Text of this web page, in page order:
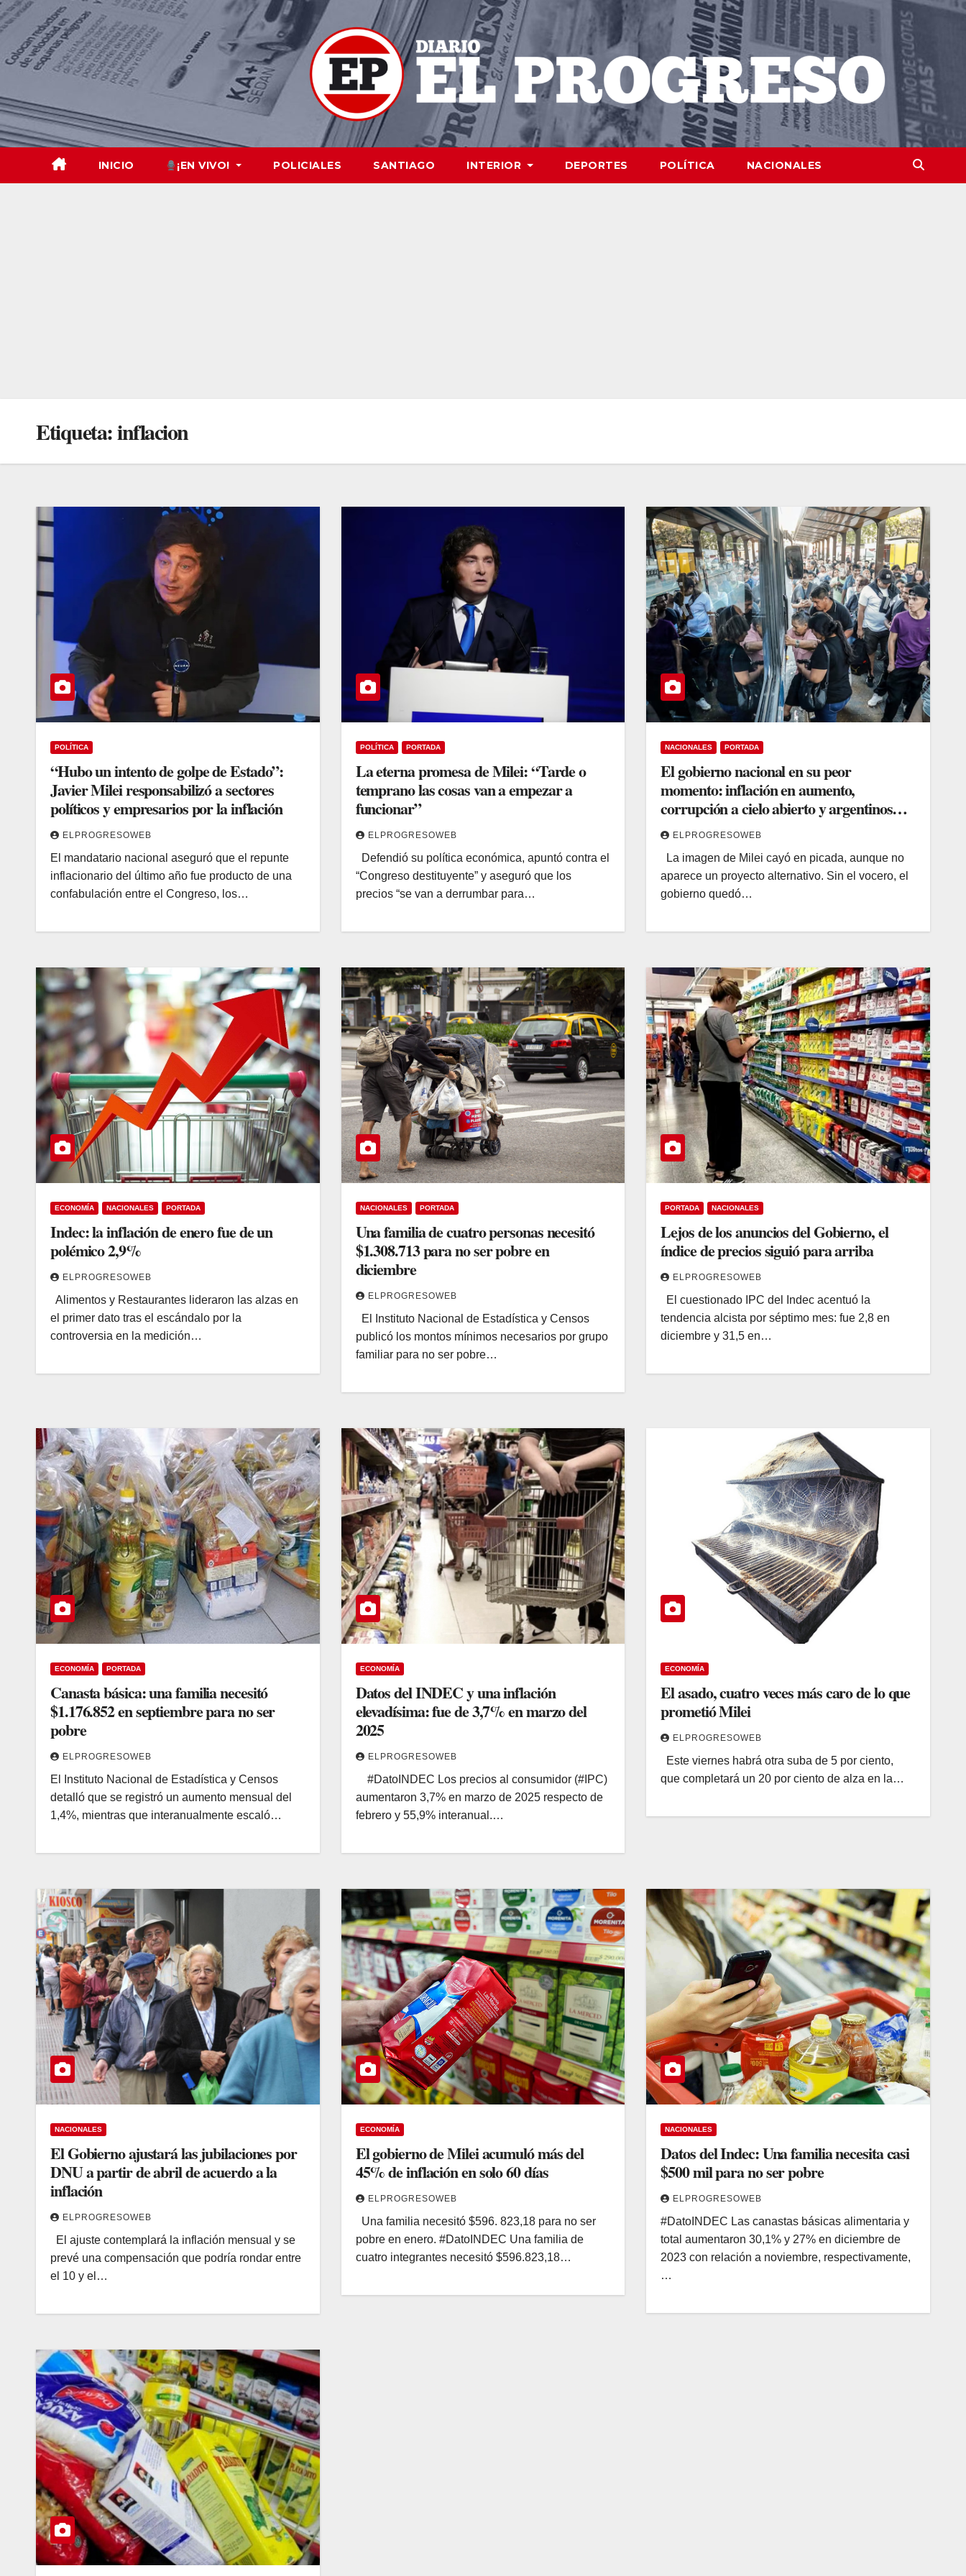
Skip
to
content
INICIO ¡EN VIVO! POLICIALES SANTIAGO INTERIOR DEPORTES POLÍTICA NACIONALES
Etiqueta:inflacion
POLÍTICA
“Hubo un intento de golpe de Estado”:
Javier Milei responsabilizó a sectores
políticos y empresarios por la inflación
ELPROGRESOWEB
El mandatario nacional aseguró que el repunte
inflacionario del último año fue producto de una
confabulación entre el Congreso, los…
POLÍTICA PORTADA
La eterna promesa de Milei: “Tarde o
temprano las cosas van a empezar a
funcionar”
ELPROGRESOWEB
Defendió su política económica, apuntó contra el
“Congreso destituyente” y aseguró que los
precios “se van a derrumbar para…
NACIONALES PORTADA
El gobierno nacional en su peor
momento: inflación en aumento,
corrupción a cielo abierto y argentinos
que ya no aguantan más
ELPROGRESOWEB
La imagen de Milei cayó en picada, aunque no
aparece un proyecto alternativo. Sin el vocero, el
gobierno quedó…
ECONOMÍA NACIONALES PORTADA
Indec: la inflación de enero fue de un
polémico 2,9%
ELPROGRESOWEB
Alimentos y Restaurantes lideraron las alzas en
el primer dato tras el escándalo por la
controversia en la medición…
NACIONALES PORTADA
Una familia de cuatro personas necesitó
$1.308.713 para no ser pobre en
diciembre
ELPROGRESOWEB
El Instituto Nacional de Estadística y Censos
publicó los montos mínimos necesarios por grupo
familiar para no ser pobre…
PORTADA NACIONALES
Lejos de los anuncios del Gobierno, el
índice de precios siguió para arriba
ELPROGRESOWEB
El cuestionado IPC del Indec acentuó la
tendencia alcista por séptimo mes: fue 2,8 en
diciembre y 31,5 en…
ECONOMÍA PORTADA
Canasta básica: una familia necesitó
$1.176.852 en septiembre para no ser
pobre
ELPROGRESOWEB
El Instituto Nacional de Estadística y Censos
detalló que se registró un aumento mensual del
1,4%, mientras que interanualmente escaló…
ECONOMÍA
Datos del INDEC y una inflación
elevadísima: fue de 3,7% en marzo del
2025
ELPROGRESOWEB
#DatoINDEC Los precios al consumidor (#IPC)
aumentaron 3,7% en marzo de 2025 respecto de
febrero y 55,9% interanual.…
ECONOMÍA
El asado, cuatro veces más caro de lo que
prometió Milei
ELPROGRESOWEB
Este viernes habrá otra suba de 5 por ciento,
que completará un 20 por ciento de alza en la…
NACIONALES
El Gobierno ajustará las jubilaciones por
DNU a partir de abril de acuerdo a la
inflación
ELPROGRESOWEB
El ajuste contemplará la inflación mensual y se
prevé una compensación que podría rondar entre
el 10 y el…
ECONOMÍA
El gobierno de Milei acumuló más del
45% de inflación en solo 60 días
ELPROGRESOWEB
Una familia necesitó $596. 823,18 para no ser
pobre en enero. #DatoINDEC Una familia de
cuatro integrantes necesitó $596.823,18…
NACIONALES
Datos del Indec: Una familia necesita casi
$500 mil para no ser pobre
ELPROGRESOWEB
#DatoINDEC Las canastas básicas alimentaria y
total aumentaron 30,1% y 27% en diciembre de
2023 con relación a noviembre, respectivamente,
…